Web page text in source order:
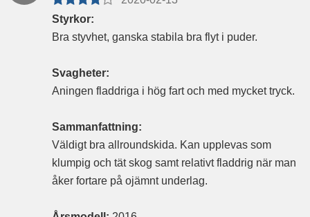
Styrkor:
Bra styvhet, ganska stabila bra flyt i puder.
Svagheter:
Aningen fladdriga i hög fart och med mycket tryck.
Sammanfattning:
Väldigt bra allroundskida. Kan upplevas som
klumpig och tät skog samt relativt fladdrig när man
åker fortare på ojämnt underlag.